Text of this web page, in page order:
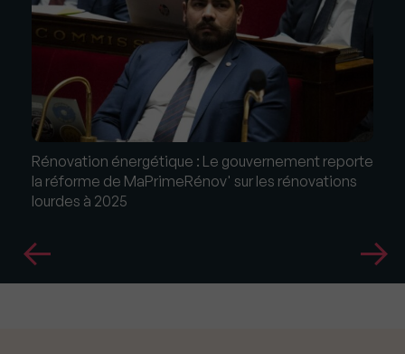
Rénovation énergétique : Le gouvernement reporte
la réforme de MaPrimeRénov' sur les rénovations
lourdes à 2025